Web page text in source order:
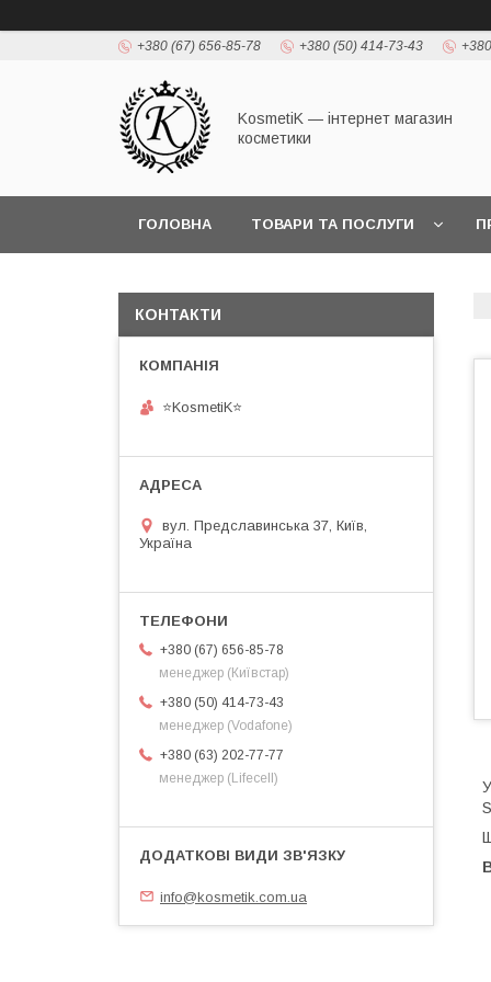
+380 (67) 656-85-78 +380 (50) 414-73-43
KosmetiK — інтернет магазин
косметики
ГОЛОВНА ТОВАРИ ТА ПОСЛУГИ
КОНТАКТИ
⭐KosmetiK⭐
вул. Предславинська 37, Київ,
Україна
+380 (67) 656-85-78
менеджер (Київстар)
+380 (50) 414-73-43
менеджер (Vodafone)
+380 (63) 202-77-77
менеджер (Lifecell)
info@kosmetik.com.ua